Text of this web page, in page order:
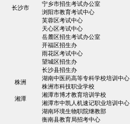
长沙市
宁乡市招生考试办公室
浏阳市教育考试中心
芙蓉区考试中心
天心区考试中心
岳麓区招生考试办公室
开福区招生办
雨花区考试中心
望城区招生办
长沙县招生办
株洲
湖南中医药高等专科学校培训中心
株洲市科技职业学校
湘潭
湘潭市博才教育培训学校
湘潭市中凯人机速记职业培训中心
湖南环境生物职院继教部
衡南县教育局招考中心